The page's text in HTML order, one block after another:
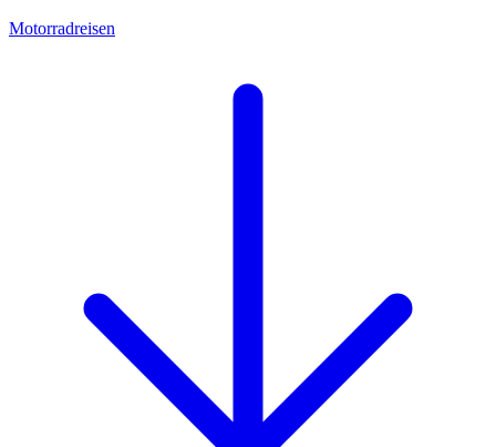
Motorradreisen